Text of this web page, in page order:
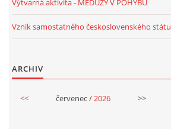
Výtvarná aktivita - MEDÚZY V POHYBU
Vznik samostatného československého státu
ARCHIV
<< červenec /2026 >>